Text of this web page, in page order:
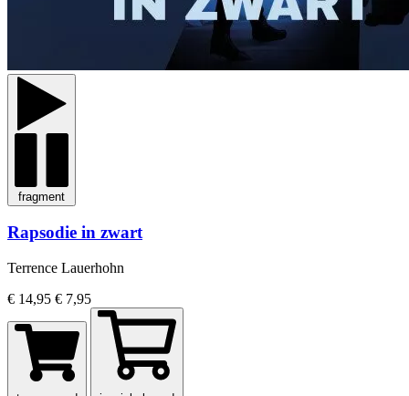
fragment
Rapsodie in zwart
Terrence Lauerhohn
€ 14,95 € 7,95